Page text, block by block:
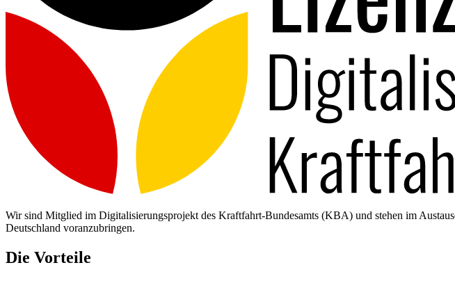
Wir sind Mitglied im Digitalisierungsprojekt des Kraftfahrt-Bundesamts (KBA) und stehen im
Deutschland voranzubringen.
Die Vorteile